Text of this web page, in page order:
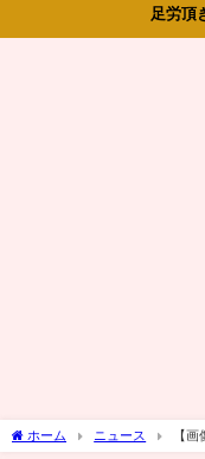
足労頂
ホーム ニュース
【
と行かない。」